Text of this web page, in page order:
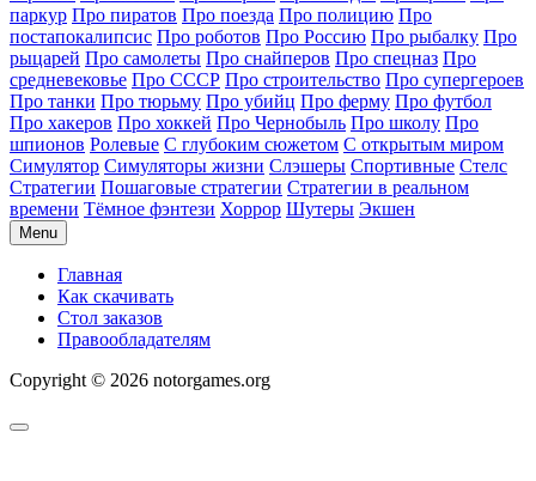
паркур Про пиратов Про поезда Про полицию Про
постапокалипсис Про роботов Про Россию Про рыбалку Про
рыцарей Про самолеты Про снайперов Про спецназ Про
средневековье Про СССР Про строительство Про супергероев
Про танки Про тюрьму Про убийц Про ферму Про футбол
Про хакеров Про хоккей Про Чернобыль Про школу Про
шпионов Ролевые С глубоким сюжетом С открытым миром
Симулятор Симуляторы жизни Слэшеры Спортивные Стелс
Стратегии Пошаговые стратегии Стратегии в реальном
времени Тёмное фэнтези Хоррор Шутеры Экшен
Menu
Главная
Как скачивать
Стол заказов
Правообладателям
Copyright © 2026 notorgames.org
Scroll